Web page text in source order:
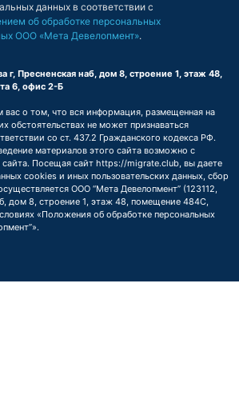
данных в соответствии с
об обработке персональных
ООО «Мета Девелопмент».
г, Пресненская наб, дом 8, строение 1, этаж 48,
6, офис 2-Б
о том, что вся информация, размещенная на
обстоятельствах не может признаваться
со ст. 437.2 Гражданского кодекса РФ.
материалов этого сайта возможно с
Посещая сайт https://migrate.club, вы даете
cookies и иных пользовательских данных, сбор
ООО “Мета Девелопмент” (123112,
дом 8, строение 1, этаж 48, помещение 484С,
«Положения об обработке персональных
.